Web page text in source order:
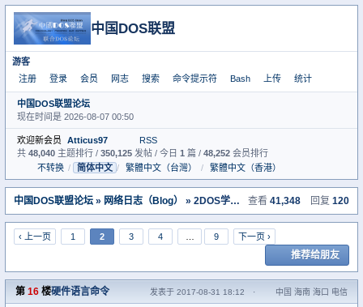
中国DOS联盟
游客
注册
登录 会员 网志 搜索 命令提示符 Bash 上传 统计
中国DOS联盟论坛
现在时间是 2026-08-07 00:50
欢迎新会员 Atticus97
RSS
共 48,040 主题排行 / 350,125 发帖 / 今日 1 篇 / 48,252 会员排行
不转换 / 简体中文 / 繁體中文（台灣） / 繁體中文（香港）
中国DOS联盟论坛 » 网络日志（Blog） » 2DOS学习之语言命令集中营（20160203） 查看 41,348 回复 120
‹ 上一页 1 2 3 4 9 下一页 ›
推荐给朋友
第 16 楼硬件语言命令 发表于 2017-08-31 18:12 · 中国 海南 海口 电信